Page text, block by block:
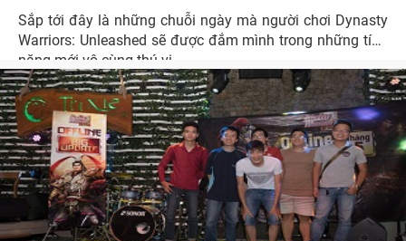
Sắp tới đây là những chuỗi ngày mà người chơi Dynasty
Warriors: Unleashed sẽ được đắm mình trong những tính
năng mới vô cùng thú vị.